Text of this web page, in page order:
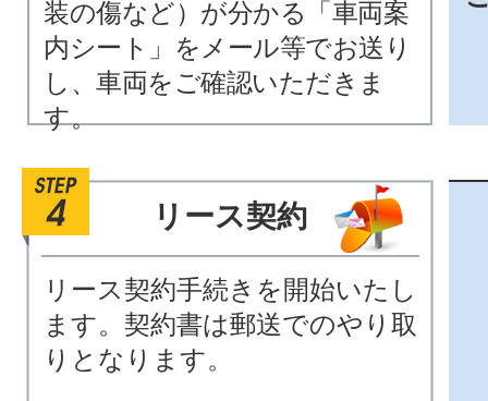
装の傷など）が分かる「車両案
内シート」をメール等でお送り
し、車両をご確認いただきま
す。
リース契約
リース契約手続きを開始いたし
ます。契約書は郵送でのやり取
りとなります。